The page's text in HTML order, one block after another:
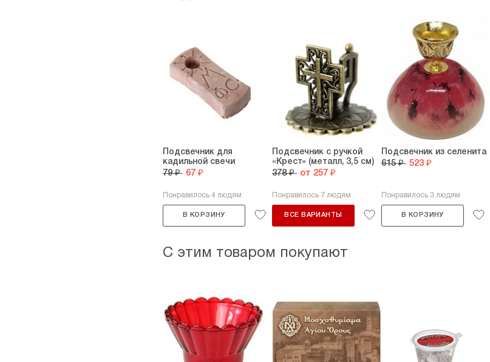
Подсвечник для
кадильной свечи
79 ₽ 67 ₽
Понравилось 4 людям
В КОРЗИНУ
Подсвечник с ручкой
«Крест» (металл, 3,5 см)
378 ₽ от 257 ₽
Понравилось 7 людям
ВСЕ ВАРИАНТЫ
Подсвечник из селенита
615 ₽ 523 ₽
Понравилось 3 людям
В КОРЗИНУ
С этим товаром покупают